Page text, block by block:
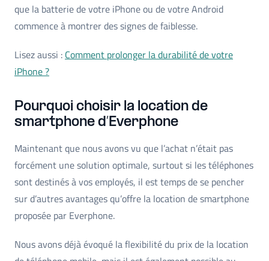
que la batterie de votre iPhone ou de votre Android
commence à montrer des signes de faiblesse.
Lisez aussi : Comment prolonger la durabilité de votre
iPhone ?
Pourquoi choisir la location de
smartphone d’Everphone
Maintenant que nous avons vu que l’achat n’était pas
forcément une solution optimale, surtout si les téléphones
sont destinés à vos employés, il est temps de se pencher
sur d’autres avantages qu’offre la location de smartphone
proposée par Everphone.
Nous avons déjà évoqué la flexibilité du prix de la location